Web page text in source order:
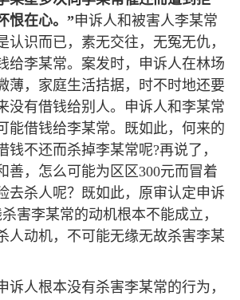
恨在心。 ”申诉人和被害人李某常
认识而已，素无交往，无冤无仇，
给李某常。案发时，申诉人在林场
薄，家庭生活拮据，时不时地还要
没有借钱给别人。申诉人和李某常
能借钱给李某常。既如此，何来的
钱不还而杀掉李某常呢?再说了，
善，怎么可能为区区300元而冒着
去杀人呢？既如此，原审认定申诉
害李某常的动机根本不能成立，
人动机，不可能无缘无故杀害李某
诉人根本没有杀害李某常的行为，